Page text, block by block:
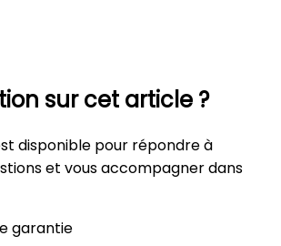
sur cet article ?
disponible pour répondre à
et vous accompagner dans
garantie